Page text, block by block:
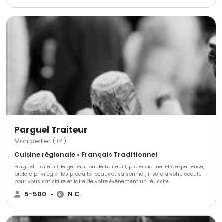
garrigues à Montpellier a le sens de la formule et de la légitime ambition
de réussir chaque repas de fêtes qu'il organise. Le fondateur de l'enseigne
Le Traiteur des Garrigues à Montpellier est devenu, en quelques années,
l'une des références majeures de la profession sur le secteur de
Parguel Traiteur
Montpellier (34)
Cuisine régionale • Français Traditionnel
Parguel Traiteur (4e génération de traiteur), professionnel et d'expérience,
préfère privilégier les produits locaux et saisonnier, il sera à votre écoute
pour vous satisfaire et faire de votre événement un réussite.
5-500 • N.C.